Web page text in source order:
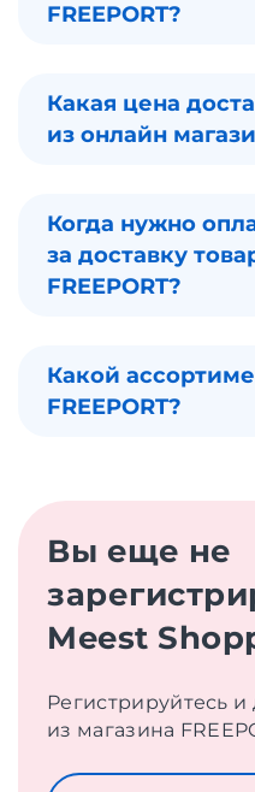
FREEPORT?
Какая цена
из онлайн
Когда нужно
за доставку
FREEPORT?
Какой
FREEPORT?
Вы еще не
Meest
Регистрируйтесь и
из магазина